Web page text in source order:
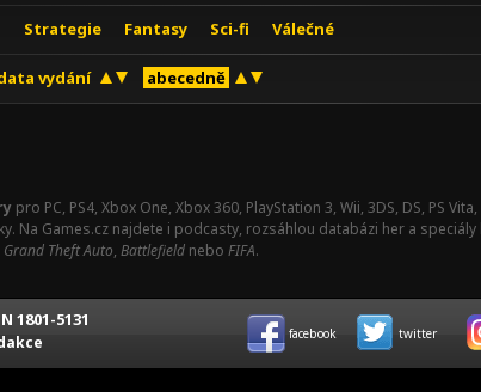
Strategie Fantasy Sci-fi Válečné
vydání abecedně
pro PC, PS4, Xbox One, Xbox 360, PlayStation 3, Wii, 3DS, DS, PS
Na Games.cz najdete i podcasty, rozsáhlou databázi her a
Grand Theft Auto, Battlefield nebo FIFA.
1801-5131
facebook twitter